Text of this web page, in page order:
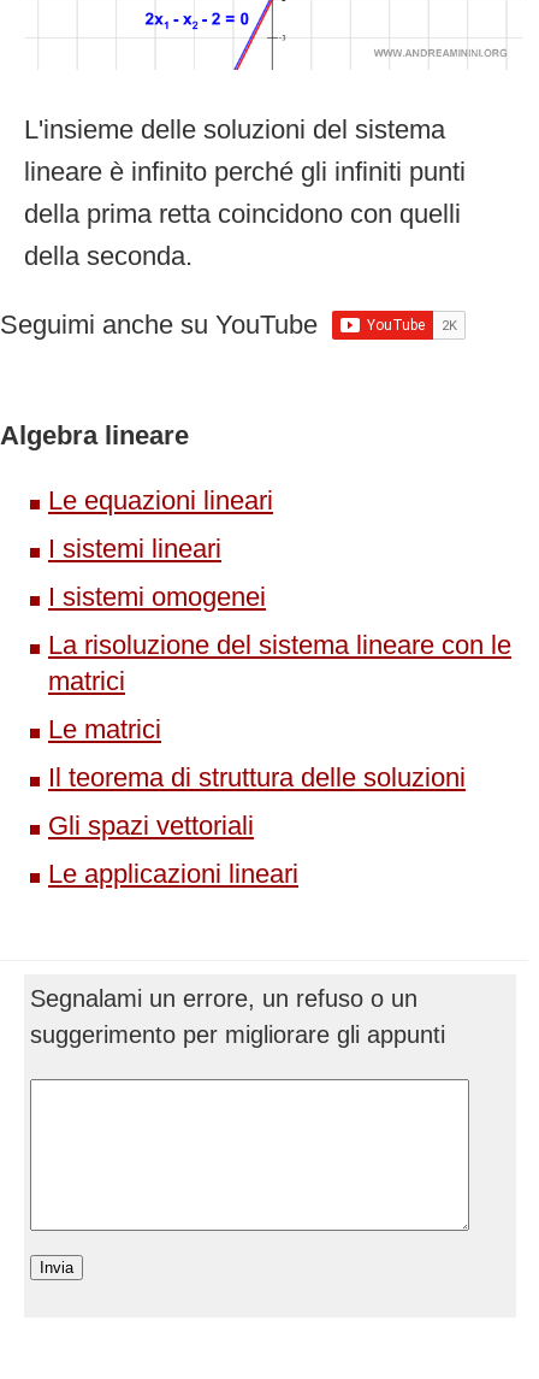
L'insieme delle soluzioni del sistema
lineare è infinito perché gli infiniti punti
della prima retta coincidono con quelli
della seconda.
Seguimi anche su YouTube
Algebra lineare
Le equazioni lineari
I sistemi lineari
I sistemi omogenei
La risoluzione del sistema lineare con le
matrici
Le matrici
Il teorema di struttura delle soluzioni
Gli spazi vettoriali
Le applicazioni lineari
Segnalami un errore, un refuso o un
suggerimento per migliorare gli appunti